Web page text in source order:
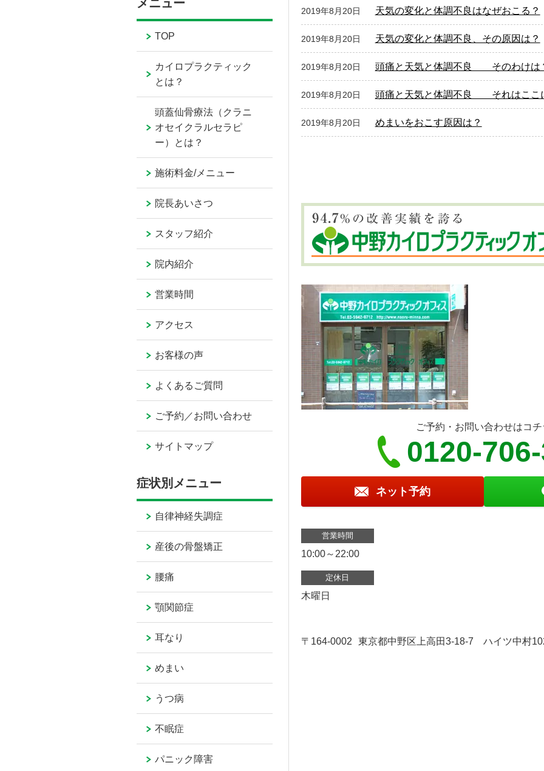
2019年8月20日 天気の変化と体調不良はなぜおこる？
2019年8月20日 天気の変化と体調不良、その原因は？
2019年8月20日 頭痛と天気と体調不良 そのわけは
2019年8月20日 頭痛と天気と体調不良 それはここ
2019年8月20日 めまいをおこす原因は？
ご予約・お問い合わせはコ
0120-
ネット予約
営業時間
10:00～22:00
定休日
木曜日
〒164-0002 東京都中野区上高田3-18-7 ハイツ中村
メニュー
TOP
カイロプラクティック
とは？
頭蓋仙骨療法（クラニ
オセイクラルセラピ
ー）とは？
施術料金/メニュー
院長あいさつ
スタッフ紹介
院内紹介
営業時間
アクセス
お客様の声
よくあるご質問
ご予約／お問い合わせ
サイトマップ
症状別メニュー
自律神経失調症
産後の骨盤矯正
腰痛
顎関節症
耳なり
めまい
うつ病
不眠症
パニック障害